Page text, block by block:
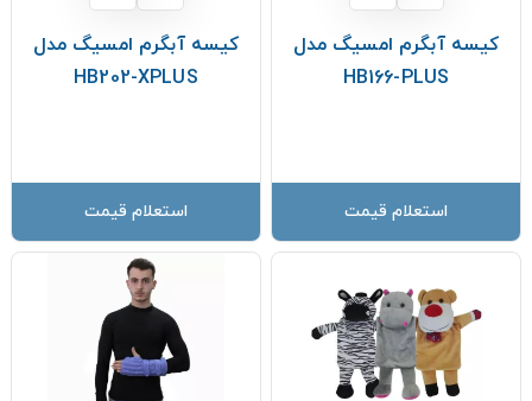
کیسه آبگرم امسیگ مدل
HB166-PLUS
استعلام قیمت
کیسه آبگرم امسیگ مدل
HB202-XPLUS
استعلام قیمت